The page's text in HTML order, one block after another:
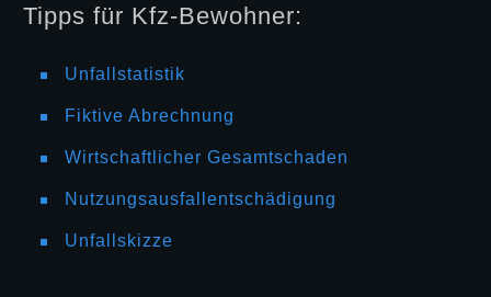
Tipps für Kfz-Bewohner:
Unfallstatistik
Fiktive Abrechnung
Wirtschaftlicher Gesamtschaden
Nutzungsausfallentschädigung
Unfallskizze